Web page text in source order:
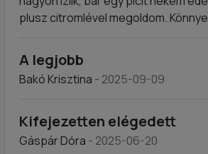
plusz citromlével megoldom.
A legjobb
Bakó Krisztina - 2025-09-09
Kifejezetten elégedett
Gáspár Dóra - 2025-06-20